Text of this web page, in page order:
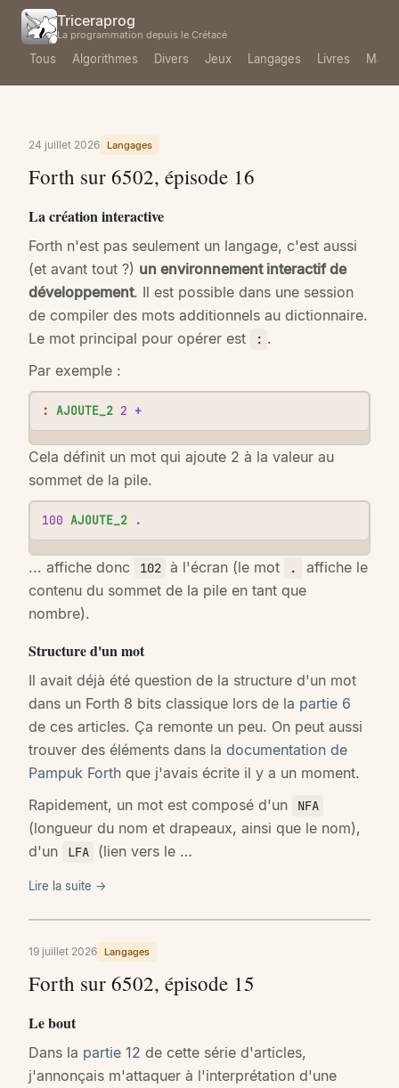
Triceraprog
La programmation depuis le Crétacé
Tous Algorithmes Divers Jeux Langages Livres
24 juillet 2026 Langages
Forth sur 6502, épisode 16
La création interactive
Forth n'est pas seulement un langage, c'est aussi
(et avant tout ?) un environnement interactif de
développement. Il est possible dans une session
de compiler des mots additionnels au dictionnaire.
Le mot principal pour opérer est
: .
Par exemple :
: AJOUTE_2 2 +
Cela définit un mot qui ajoute 2 à la valeur au
sommet de la pile.
100 AJOUTE_2 .
... affiche donc 102 à l'écran (le mot .
affiche le
contenu du sommet de la pile en tant que
nombre).
Structure d'un mot
Il avait déjà été question de la structure d'un mot
dans un Forth 8 bits classique lors de la partie 6
de ces articles. Ça remonte un peu. On peut aussi
trouver des éléments dans la documentation de
Pampuk Forth que j'avais écrite il y a un moment.
Rapidement, un mot est composé d'un
NFA
(longueur du nom et drapeaux, ainsi que le nom),
d'un
LFA (lien vers le …
Lire la suite →
19 juillet 2026 Langages
Forth sur 6502, épisode 15
Le bout
Dans la partie 12 de cette série d'articles,
j'annonçais m'attaquer à l'interprétation d'une